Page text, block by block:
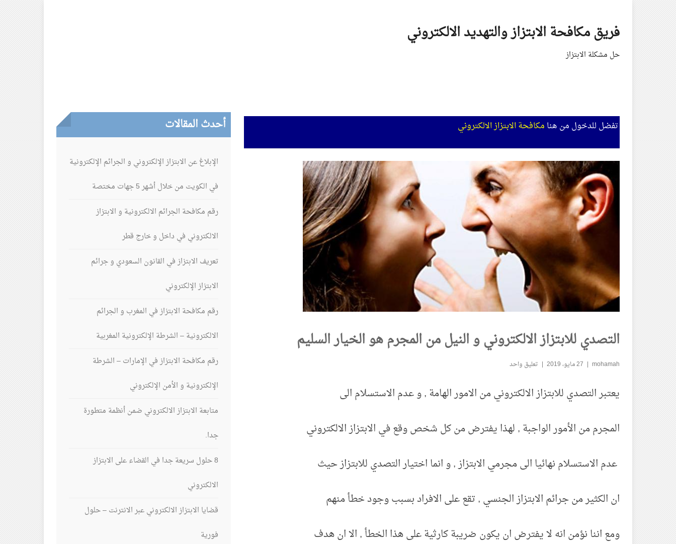
content
فريق مكافحة الابتزاز والتهديد الالكتروني
حل مشكلة الابتزاز
تفضل للدخول من هنا مكافحة الابتزاز الالكتروني
التصدي للابتزاز الالكتروني و النيل من المجرم هو الخيار السليم
mohamah 27 مايو، 2019 تعليق واحد
يعتبر التصدي للابتزاز الالكتروني من الامور الهامة , و عدم الاستسلام الى
المجرممن الأمور الواجبة , لهذا يفترض من كل شخص وقع في الابتزاز الالكتروني
عدم الاستسلام نهائيا الى مجرمي الابتزاز , و انما اختيار التصدي للابتزازحيث
ان الكثير من جرائم الابتزاز الجنسي , تقع على الافراد بسبب وجود خطأ منهم
ومع اننا نؤمن انه لا يفترض ان يكون ضريبة كارثية على هذا الخطأ , الا ان هدف
أحدث المقالات
الإبلاغ عن الابتزاز الإلكتروني و الجرائم الإلكترونية
في الكويت من خلال أشهر 5 جهات مختصة
رقم مكافحة الجرائم الالكترونية و الابتزاز
الالكتروني في داخل و خارج قطر
تعريف الابتزاز في القانون السعودي و جرائم
الابتزاز الإلكتروني
رقم مكافحة الابتزاز في المغرب و الجرائم
الالكترونية – الشرطة الإلكترونية المغربية
رقم مكافحة الابتزاز في الإمارات – الشرطة
الإلكترونية و الأمن الإلكتروني
متابعة الابتزاز الالكتروني ضمن أنظمة متطورة
جدا.
8 حلول سريعة جدا في القضاء على الابتزاز
الالكتروني
قضايا الابتزاز الالكتروني عبر الانترنت – حلول
فورية